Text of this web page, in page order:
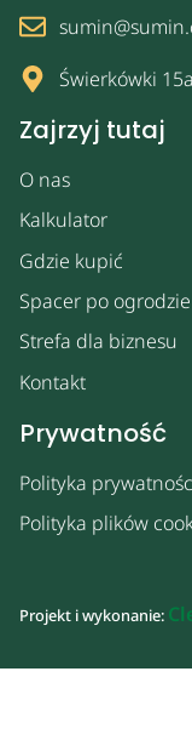
Zajrzyj tutaj
O nas
Kalkulator
Gdzie kupić
Spacer po ogrodzie
Strefa dla biznesu
Kontakt
Prywatność
Polityka
Polityka plików
Świerkówki
Projekt i wykonanie: